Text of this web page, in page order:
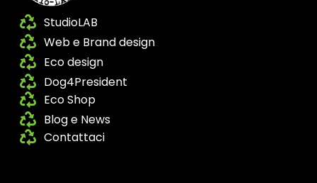
StudioLAB
Web e Brand design
Eco design
Dog4President
Eco Shop
Blog e News
Contattaci